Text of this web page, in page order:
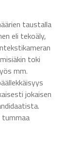
taustalla
eli tekoäly,
toki
mm.
jokaisen